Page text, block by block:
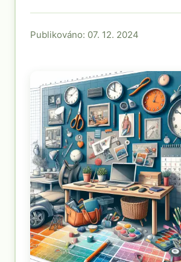
Publikováno: 07. 12. 2024